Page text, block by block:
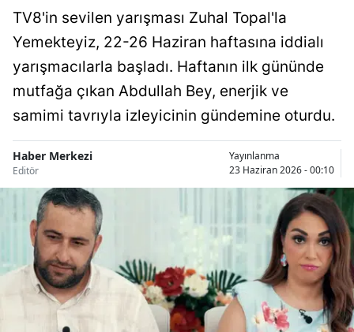
Antalya
Artvin
Aydın
Balıkesir
Bilecik
Burdur
Bursa
TV8'in sevilen yarışması Zuhal Topal'la
Yemekteyiz, 22-26 Haziran haftasına iddialı
yarışmacılarla başladı. Haftanın ilk gününde
mutfağa çıkan Abdullah Bey, enerjik ve
samimi tavrıyla izleyicinin gündemine oturdu.
Haber Merkezi
Editör
Yayınlanma
23 Haziran 2026 - 00:10